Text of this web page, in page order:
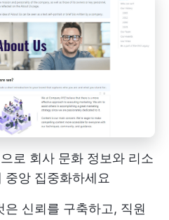
로 회사 문화 정보와 리소
앙 집중화하세요
신뢰를 구축하고, 직원